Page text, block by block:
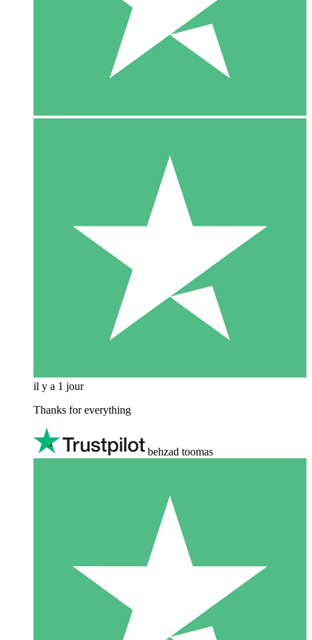
il y a 1 jour
Thanks for everything
behzad toomas